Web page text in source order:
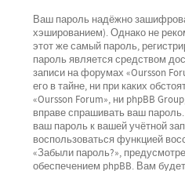
Ваш пароль надёжно
хэшированием). Однако не
этот же самый пароль,
пароль является средством
записи на форумах «Oursson
его в тайне, ни при каких
«Oursson Forum», ни phpBB
вправе спрашивать ваш
ваш пароль к вашей учётной
воспользоваться функцией
«Забыли пароль?»,
обеспечением phpBB. Вам